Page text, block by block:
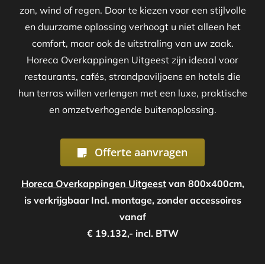
zon, wind of regen. Door te kiezen voor een stijlvolle
en duurzame oplossing verhoogt u niet alleen het
comfort, maar ook de uitstraling van uw zaak.
Horeca Overkappingen Uitgeest zijn ideaal voor
restaurants, cafés, strandpaviljoens en hotels die
hun terras willen verlengen met een luxe, praktische
en omzetverhogende buitenoplossing.
Offerte aanvragen
Horeca Overkappingen Uitgeestvan 800x400cm,
is verkrijgbaar Incl. montage, zonder accessoires
vanaf
€ 19.132,- incl. BTW